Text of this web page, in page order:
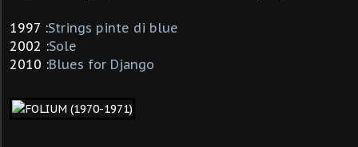
1997 :Strings pinte di blue
2002 :Sole
2010 :Blues for Django